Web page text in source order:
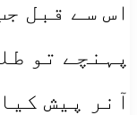
اس سے قبل
پہنچے تو
آنر پیش